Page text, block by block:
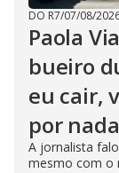
DO R7/07/08/
Paola
bueiro
eu cair,
por
A jornalista
mesmo com o